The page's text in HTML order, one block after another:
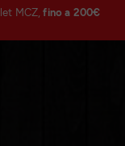
MCZ, fino a 200€